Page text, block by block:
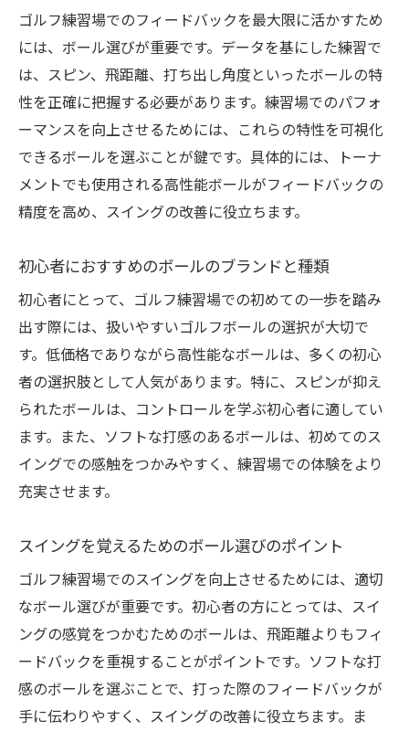
ゴルフ練習場でのフィードバックを最大限に活かすため
には、ボール選びが重要です。データを基にした練習で
は、スピン、飛距離、打ち出し角度といったボールの特
性を正確に把握する必要があります。練習場でのパフォ
ーマンスを向上させるためには、これらの特性を可視化
できるボールを選ぶことが鍵です。具体的には、トーナ
メントでも使用される高性能ボールがフィードバックの
精度を高め、スイングの改善に役立ちます。
初心者におすすめのボールのブランドと種類
初心者にとって、ゴルフ練習場での初めての一歩を踏み
出す際には、扱いやすいゴルフボールの選択が大切で
す。低価格でありながら高性能なボールは、多くの初心
者の選択肢として人気があります。特に、スピンが抑え
られたボールは、コントロールを学ぶ初心者に適してい
ます。また、ソフトな打感のあるボールは、初めてのス
イングでの感触をつかみやすく、練習場での体験をより
充実させます。
スイングを覚えるためのボール選びのポイント
ゴルフ練習場でのスイングを向上させるためには、適切
なボール選びが重要です。初心者の方にとっては、スイ
ングの感覚をつかむためのボールは、飛距離よりもフィ
ードバックを重視することがポイントです。ソフトな打
感のボールを選ぶことで、打った際のフィードバックが
手に伝わりやすく、スイングの改善に役立ちます。ま